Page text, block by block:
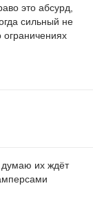
это абсурд,
сильный не
ограничениях
думаю их ждёт